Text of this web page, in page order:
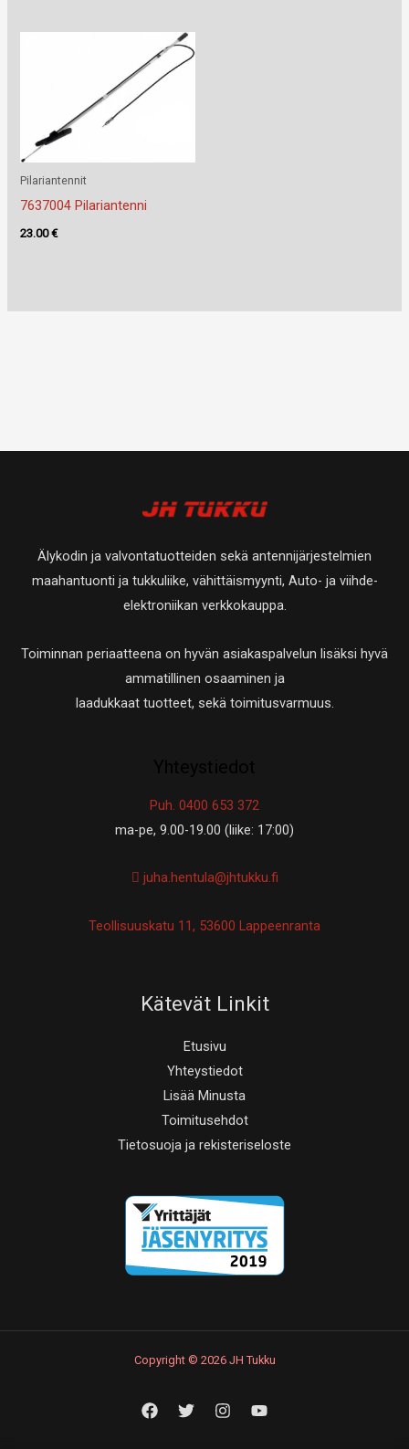
Pilariantennit
7637004 Pilariantenni
23.00€
Älykodin ja valvontatuotteiden sekä antennijärjestelmien
maahantuonti ja tukkuliike, vähittäismyynti, Auto- ja viihde-
elektroniikan verkkokauppa.
Toiminnan periaatteena on hyvän asiakaspalvelun lisäksi hyvä
ammatillinen osaaminen ja
laadukkaat tuotteet, sekä toimitusvarmuus.
Puh. 0400 653 372
ma-pe, 9.00-19.00 (liike: 17:00)
juha.hentula@jhtukku.fi
Teollisuuskatu 11, 53600 Lappeenranta
Kätevät Linkit
Etusivu
Yhteystiedot
Lisää Minusta
Toimitusehdot
Tietosuoja ja rekisteriseloste
Copyright © 2026 JH Tukku